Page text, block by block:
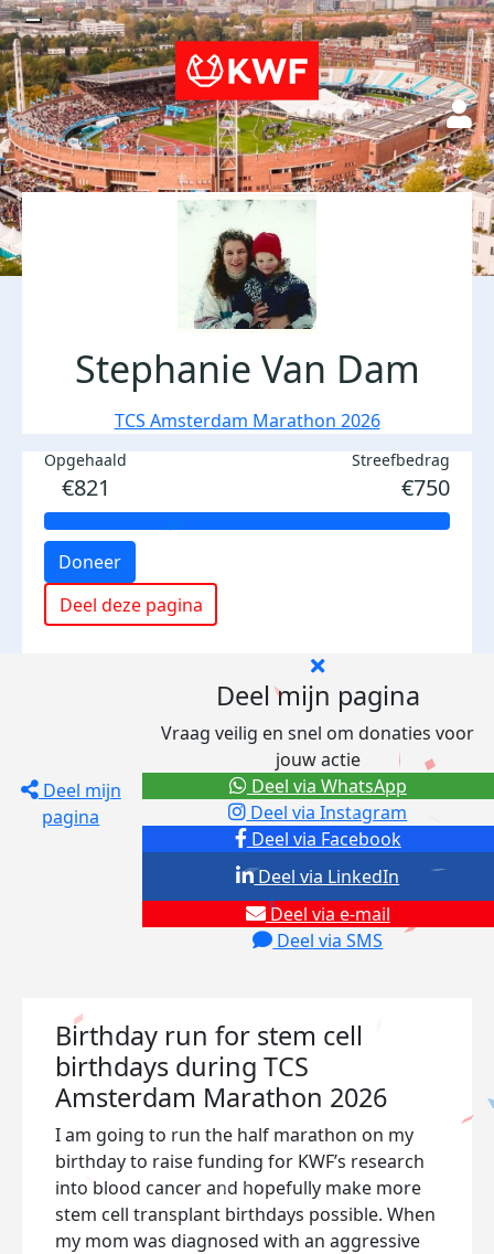
Stephanie Van Dam
TCS Amsterdam Marathon 2026
Opgehaald
€821
Streefbedrag
€750
Doneer
Deel deze pagina
Deel mijn
pagina
Deel mijn pagina
Vraag veilig en snel om donaties voor
jouw actie
Deel via Facebook
Deel via Instagram
Deel via e-mail
Deel via SMS
Deel via LinkedIn
Deel via WhatsApp
Birthday run for stem cell
birthdays during TCS
Amsterdam Marathon 2026
I am going to run the half marathon on my
birthday to raise funding for KWF’s research
into blood cancer and hopefully make more
stem cell transplant birthdays possible. When
my mom was diagnosed with an aggressive